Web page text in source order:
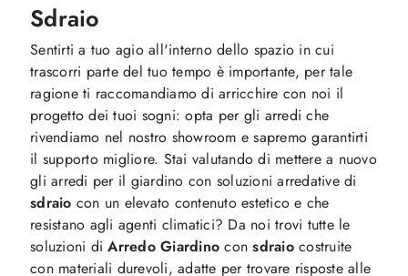
Sdraio
Sentirti a tuo agio all'interno dello spazio in cui
trascorri parte del tuo tempo è importante, per tale
ragione ti raccomandiamo di arricchire con noi il
progetto dei tuoi sogni: opta per gli arredi che
rivendiamo nel nostro showroom e sapremo garantirti
il supporto migliore. Stai valutando di mettere a nuovo
gli arredi per il giardino con soluzioni arredative di
sdraio con un elevato contenuto estetico e che
resistano agli agenti climatici? Da noi trovi tutte le
soluzioni diArredo Giardino consdraiocostruite
con materiali durevoli, adatte per trovare risposte alle